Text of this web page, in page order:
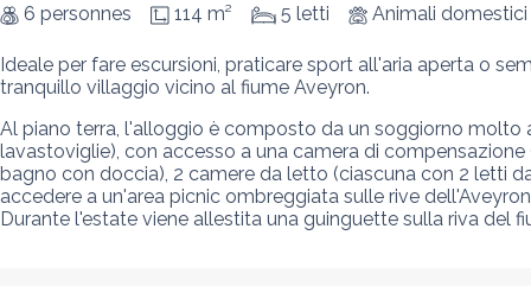
6 personnes 114 m² 5 letti Animali
Ideale per fare escursioni, praticare sport all'aria aperta o
tranquillo villaggio vicino al fiume Aveyron.
Al piano terra, l'alloggio è composto da un soggiorno
lavastoviglie), con accesso a una camera di
bagno con doccia), 2 camere da letto (ciascuna con 2 letti
accedere a un'area picnic ombreggiata sulle rive
Durante l'estate viene allestita una guinguette sulla riva del